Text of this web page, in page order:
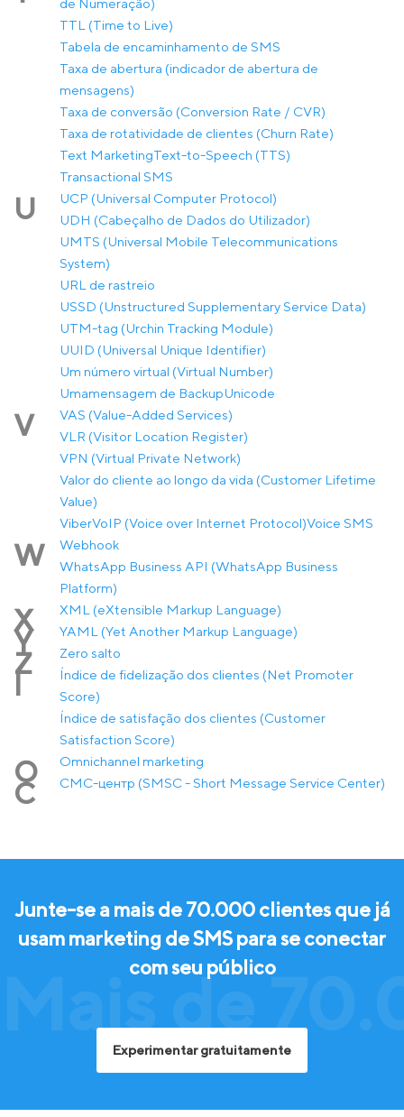
de Numeração)
TTL (Time to Live)
Tabela de encaminhamento de SMS
Taxa de abertura (indicador de abertura de
mensagens)
Taxa de conversão (Conversion Rate / CVR)
Taxa de rotatividade de clientes (Churn Rate)
Text MarketingText-to-Speech (TTS)
Transactional SMS
U
UCP (Universal Computer Protocol)
UDH (Cabeçalho de Dados do Utilizador)
UMTS (Universal Mobile Telecommunications
System)
URL de rastreio
USSD (Unstructured Supplementary Service Data)
UTM-tag (Urchin Tracking Module)
UUID (Universal Unique Identifier)
Um número virtual (Virtual Number)
Umamensagem de BackupUnicode
V
VAS (Value-Added Services)
VLR (Visitor Location Register)
VPN (Virtual Private Network)
Valor do cliente ao longo da vida (Customer Lifetime
Value)
ViberVoIP (Voice over Internet Protocol)Voice SMS
W
Webhook
WhatsApp Business API (WhatsApp Business
Platform)
X XML (eXtensible Markup Language)
Y YAML (Yet Another Markup Language)
Z Zero salto
Í
Índice de fidelização dos clientes (Net Promoter
Score)
Índice de satisfação dos clientes (Customer
Satisfaction Score)
О Оmnichannel marketing
С СМС-центр (SMSC - Short Message Service Center)
Mais de
Junte-se a mais de 70.000 clientes que já
usam marketing de SMS para se conectar
com seu público
Experimentar gratuitamente